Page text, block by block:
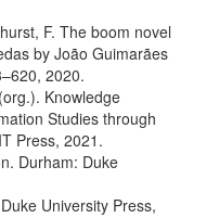
F. The boom novel
by João Guimarães
2020.
Knowledge
Studies through
Press, 2021.
Durham: Duke
University Press,